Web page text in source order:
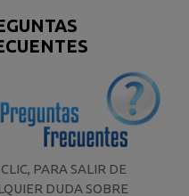
PARA SALIR DE
DUDA SOBRE